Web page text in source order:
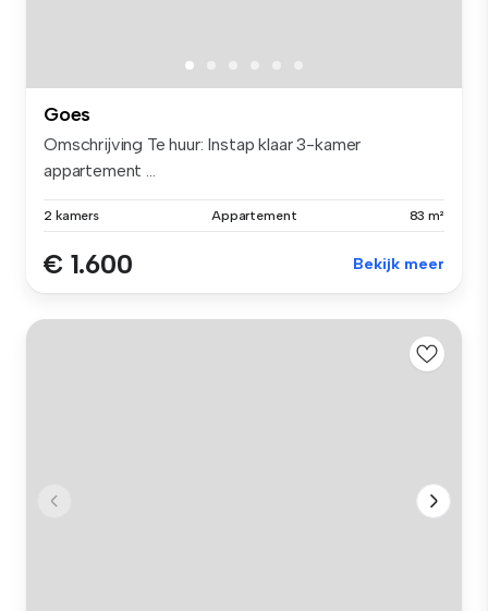
Goes
Omschrijving Te huur: Instap klaar 3-kamer
appartement ...
2 kamers Appartement 83 m²
€ 1.600 Bekijk meer